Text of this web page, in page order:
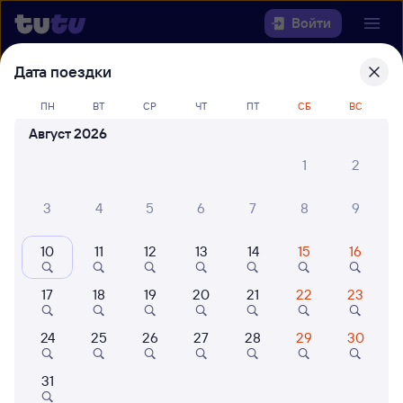
Войти
Выберите день, чтобы найти
билеты Рязань-2 — Аткарск
Откуда
Когда
Кто едет
Найти поезда
Дата поездки
ПН ВТ СР ЧТ ПТ СБ ВС
Август 2026
1
2
3 4 5 6 7 8 9
10 11 12 13 14 15 16
17 18 19 20 21 22 23
24 25 26 27 28 29 30
31